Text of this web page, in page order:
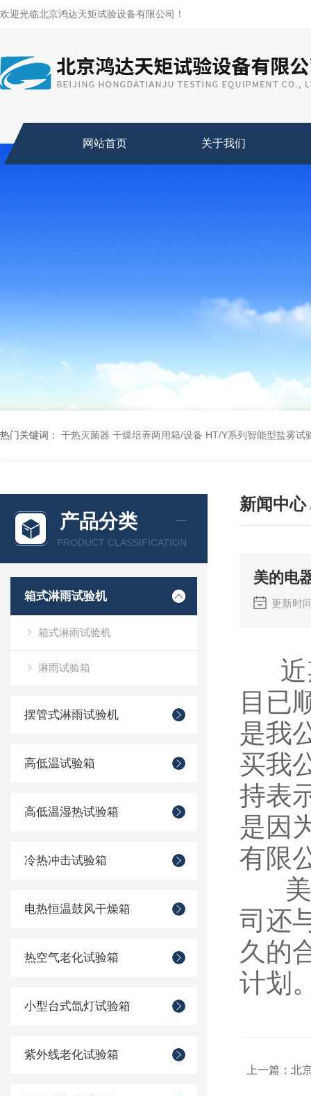
欢迎光临北京鸿达天矩试验设备有限公司！
网站首页 关于我们
热门关键词： 干热灭菌器 干燥培养两用箱/设备 HT/Y系列智能型盐雾试
产品分类
PRODUCT CLASSIFICATION
箱式淋雨试验机
箱式淋雨试验机
淋雨试验箱
摆管式淋雨试验机
高低温试验箱
高低温湿热试验箱
冷热冲击试验箱
电热恒温鼓风干燥箱
热空气老化试验箱
小型台式氙灯试验箱
紫外线老化试验箱
新闻中心
美的电
更新时
近
目已
是我
买我
持表
是因
有限
美
司还
久的
计划
上一篇： 北